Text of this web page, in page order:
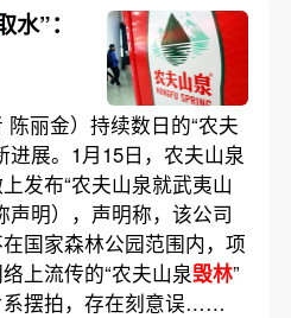
水”：
陈丽金）持续数日的“农夫
进展。1月15日，农夫山泉
发布“农夫山泉就武夷山
声明），声明称，该公司
国家森林公园范围内，项
上流传的“农夫山泉毁林”
系摆拍，存在刻意误……